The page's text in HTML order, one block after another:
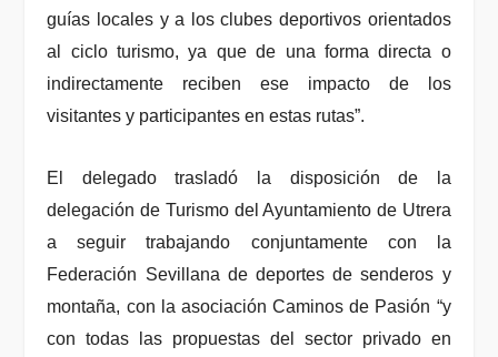
guías locales y a los clubes deportivos orientados
al ciclo turismo, ya que de una forma directa o
indirectamente reciben ese impacto de los
visitantes y participantes en estas rutas”.
El delegado trasladó la disposición de la
delegación de Turismo del Ayuntamiento de Utrera
a seguir trabajando conjuntamente con la
Federación Sevillana de deportes de senderos y
montaña, con la asociación Caminos de Pasión “y
con todas las propuestas del sector privado en